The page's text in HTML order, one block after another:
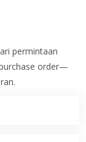
permintaan
order—